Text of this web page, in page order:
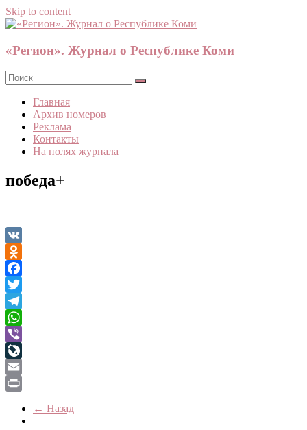
Skip to content
«Регион». Журнал о Республике Коми
Главная
Архив номеров
Реклама
Контакты
На полях журнала
победа+
VK
Odnoklassniki
Facebook
Twitter
Telegram
WhatsApp
Viber
LiveJournal
Email
← Назад